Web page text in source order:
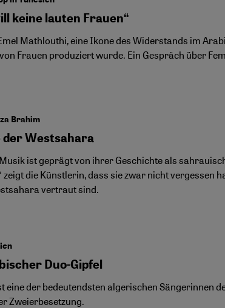
keine lauten Frauen“
Mathlouthi, eine Ikone des Widerstands im
Frauen produziert wurde. Ein Gespräch über
Brahim
der Westsahara
ist geprägt von ihrer Geschichte als
zeigt die Künstlerin, dass sie zwar nicht vergessen
vertraut sind.
Duo-Gipfel
eine der bedeutendsten algerischen Sängerinnen
Zweierbesetzung.